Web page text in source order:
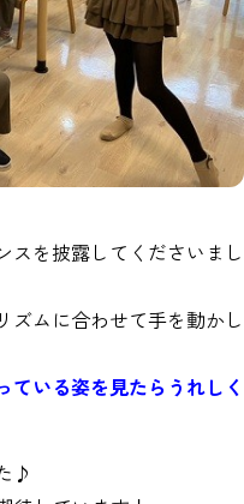
スを披露してくださいまし
ズムに合わせて手を動かし
ている姿を見たらうれしく
♪